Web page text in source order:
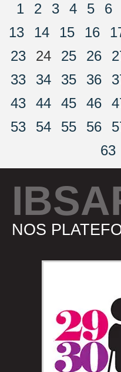
1 2 3 4 5 6
13
14 15 16
23
24 25 26
33
34 35 36
43
44 45 46
53
54 55 56
63
NOS